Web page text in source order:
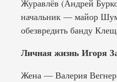
Журавлёв (Андрей
начальник — майор
обезвредить банду
Личная жизнь Игоря
Жена — Валерия Вегнер